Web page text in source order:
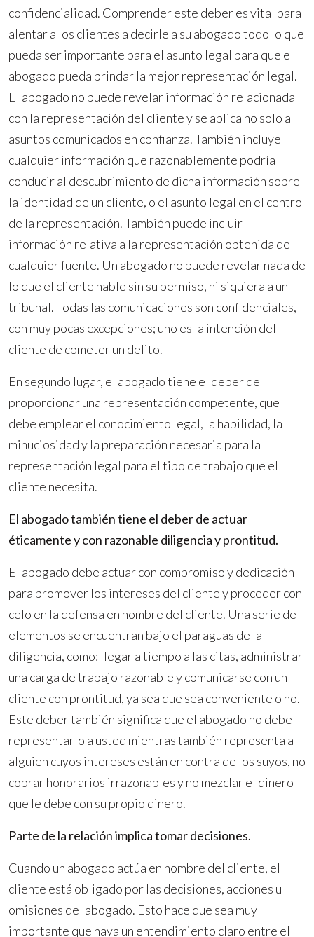
confidencialidad. Comprender este deber es vital para
alentar a los clientes a decirle a su abogado todo lo que
pueda ser importante para el asunto legal para que el
abogado pueda brindar la mejor representación legal.
El abogado no puede revelar información relacionada
con la representación del cliente y se aplica no solo a
asuntos comunicados en confianza. También incluye
cualquier información que razonablemente podría
conducir al descubrimiento de dicha información sobre
la identidad de un cliente, o el asunto legal en el centro
de la representación. También puede incluir
información relativa a la representación obtenida de
cualquier fuente. Un abogado no puede revelar nada de
lo que el cliente hable sin su permiso, ni siquiera a un
tribunal. Todas las comunicaciones son confidenciales,
con muy pocas excepciones; uno es la intención del
cliente de cometer un delito.
En segundo lugar, el abogado tiene el deber de
proporcionar una representación competente, que
debe emplear el conocimiento legal, la habilidad, la
minuciosidad y la preparación necesaria para la
representación legal para el tipo de trabajo que el
cliente necesita.
El abogado también tiene el deber de actuar
éticamente y con razonable diligencia y prontitud.
El abogado debe actuar con compromiso y dedicación
para promover los intereses del cliente y proceder con
celo en la defensa en nombre del cliente. Una serie de
elementos se encuentran bajo el paraguas de la
diligencia, como: llegar a tiempo a las citas, administrar
una carga de trabajo razonable y comunicarse con un
cliente con prontitud, ya sea que sea conveniente o no.
Este deber también significa que el abogado no debe
representarlo a usted mientras también representa a
alguien cuyos intereses están en contra de los suyos, no
cobrar honorarios irrazonables y no mezclar el dinero
que le debe con su propio dinero.
Parte de la relación implica tomar decisiones.
Cuando un abogado actúa en nombre del cliente, el
cliente está obligado por las decisiones, acciones u
omisiones del abogado. Esto hace que sea muy
importante que haya un entendimiento claro entre el